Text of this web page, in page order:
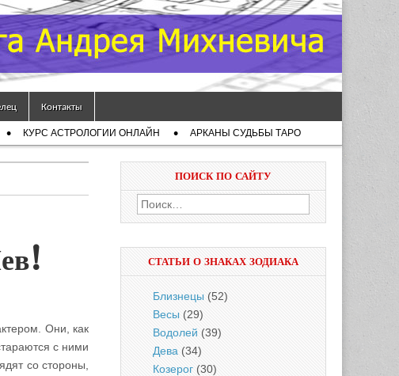
Контакты
КУРС АСТРОЛОГИИ ОНЛАЙН АРКАНЫ СУДЬБЫ ТАРО
Они, как
с ними
со стороны,
ПОИСК ПО САЙТУ
Найти:
СТАТЬИ О ЗНАКАХ ЗОДИАКА
Близнецы (52)
Весы (29)
Водолей (39)
Дева (34)
Козерог (30)